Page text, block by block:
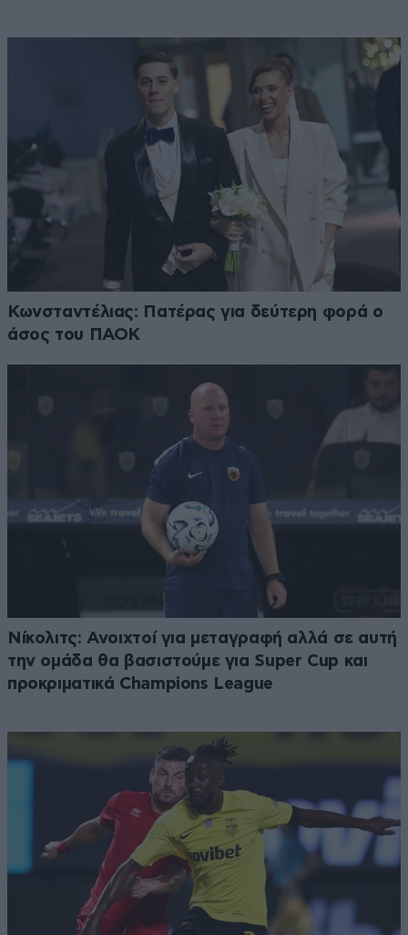
Κωνσταντέλιας: Πατέρας για δεύτερη φορά ο
άσος του ΠΑΟΚ
Νίκολιτς: Ανοιχτοί για μεταγραφή αλλά σε αυτή
την ομάδα θα βασιστούμε για Super Cup και
προκριματικά Champions League